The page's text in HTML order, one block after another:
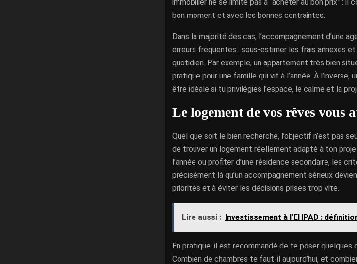
immobilier ne se limite pas à “acheter au bon prix” : il
bon moment et avec les bonnes contraintes.
Dans la majorité des cas, l’accompagnement d’une
erreurs fréquentes : sous-estimer les frais annexes et
quotidien. Par exemple, un appartement très bien
pratique pour une famille qui vit à l’année. À
être idéale si tu privilégies l’espace, le calme et la
Le logement de vos rêves vous
Quel que soit le bien recherché, l’objectif n’est pas
de trouver un logement réellement adapté à ton
l’année ou profiter d’une résidence secondaire, les
précisément là qu’un accompagnement sérieux
priorités et à éviter les décisions prises trop vite.
Lire aussi : Investissement à l’EHPAD :
En pratique, il est recommandé de te poser quelques
Combien de chambres te faut-il aujourd’hui, et